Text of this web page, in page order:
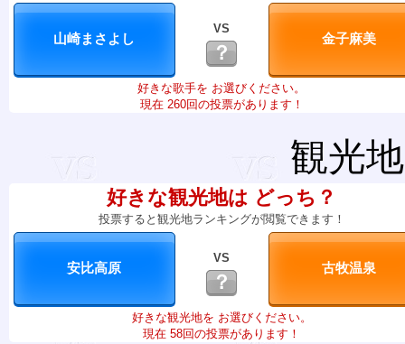
VS
？
好きな歌手を お選びください。
現在 260回の投票があります！
観光
好きな観光地は どっち？
投票すると観光地ランキングが閲覧できます！
VS
？
好きな観光地を お選びください。
現在 58回の投票があります！